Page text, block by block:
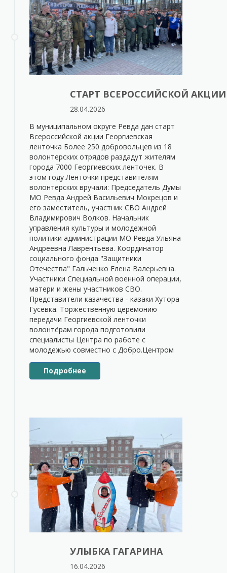
СТАРТ ВСЕРОССИЙСКОЙ
28.04.2026
В муниципальном округе Ревда дан старт
Всероссийской акции Георгиевская
ленточка Более 250 добровольцев из 18
волонтерских отрядов раздадут жителям
города 7000 Георгиевских ленточек. В
этом году Ленточки представителям
волонтерских вручали: Председатель Думы
МО Ревда Андрей Васильевич Мокрецов и
его заместитель, участник СВО Андрей
Владимирович Волков. Начальник
управления культуры и молодежной
политики администрации МО Ревда Ульяна
Андреевна Лаврентьева. Координатор
социального фонда "Защитники
Отечества" Гальченко Елена Валерьевна.
Участники Специальной военной операции,
матери и жены участников СВО.
Представители казачества - казаки Хутора
Гусевка. Торжественную церемонию
передачи Георгиевской ленточки
волонтёрам города подготовили
специалисты Центра по работе с
молодежью совместно с Добро.Центром
Подробнее
УЛЫБКА ГАГАРИНА
16.04.2026